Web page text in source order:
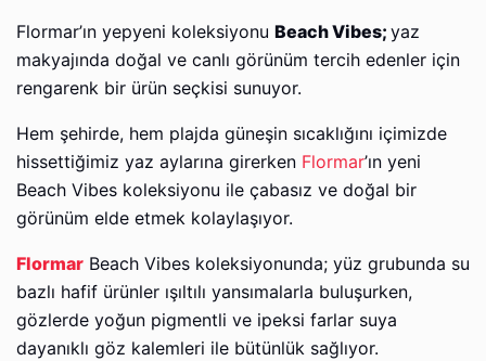
Flormar’ın yepyeni koleksiyonu Beach Vibes; yaz
makyajında doğal ve canlı görünüm tercih edenler için
rengarenk bir ürün seçkisi sunuyor.
Hem şehirde, hem plajda güneşin sıcaklığını içimizde
hissettiğimiz yaz aylarına girerken Flormar’ın yeni
Beach Vibes koleksiyonu ile çabasız ve doğal bir
görünüm elde etmek kolaylaşıyor.
Flormar Beach Vibes koleksiyonunda; yüz grubunda su
bazlı hafif ürünler ışıltılı yansımalarla buluşurken,
gözlerde yoğun pigmentli ve ipeksi farlar suya
dayanıklı göz kalemleri ile bütünlük sağlıyor.